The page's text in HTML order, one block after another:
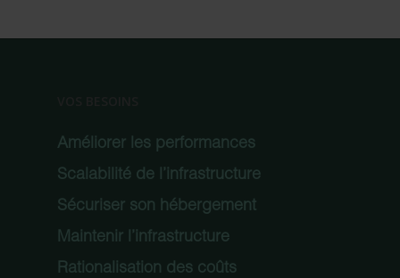
Améliorer les performances
Scalabilité de l’infrastructure
Sécuriser son hébergement
Maintenir l’infrastructure
Rationalisation des coûts